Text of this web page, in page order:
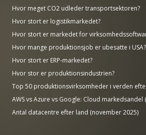
Hvor meget CO2 udleder transportsektoren?
Hvor stort er logistikmarkedet?
Hvor stort er markedet for
Hvor mange produktionsjob er ubesatte i USA?
Hvor stort er ERP-markedet?
Hvor stor er produktionsindustrien?
Top 50 produktionsvirksomheder i verden
AWS vs Azure vs Google: Cloud markedsandel
Antal datacentre efter land (november 2025)